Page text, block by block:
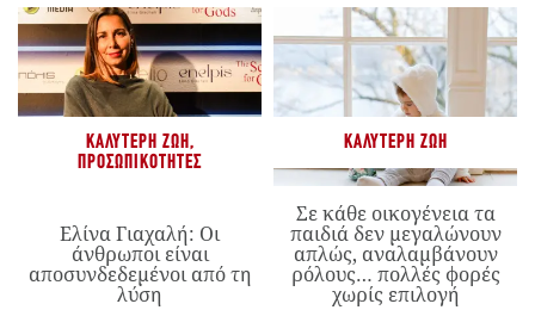
ΚΑΛΎΤΕΡΗ ΖΩΉ,
ΠΡΟΣΩΠΙΚΌΤΗΤΕΣ
Ελίνα Γιαχαλή: Οι
άνθρωποι είναι
αποσυνδεδεμένοι από τη
λύση
ΚΑΛΎΤΕΡΗ ΖΩΉ
Σε κάθε οικογένεια τα
παιδιά δεν μεγαλώνουν
απλώς, αναλαμβάνουν
ρόλους… πολλές φορές
χωρίς επιλογή